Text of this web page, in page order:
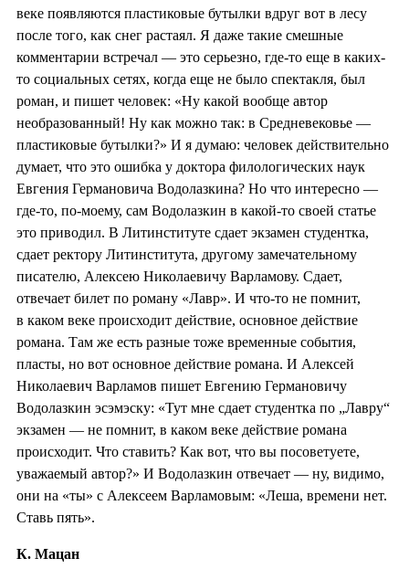
веке появляются пластиковые бутылки вдруг вот в лесу
после того, как снег растаял. Я даже такие смешные
комментарии встречал — это серьезно, где-то еще в каких-
то социальных сетях, когда еще не было спектакля, был
роман, и пишет человек: «Ну какой вообще автор
необразованный! Ну как можно так: в Средневековье —
пластиковые бутылки?» И я думаю: человек действительно
думает, что это ошибка у доктора филологических наук
Евгения Германовича Водолазкина? Но что интересно —
где-то, по-моему, сам Водолазкин в какой-то своей статье
это приводил. В Литинституте сдает экзамен студентка,
сдает ректору Литинститута, другому замечательному
писателю, Алексею Николаевичу Варламову. Сдает,
отвечает билет по роману «Лавр». И что-то не помнит,
в каком веке происходит действие, основное действие
романа. Там же есть разные тоже временные события,
пласты, но вот основное действие романа. И Алексей
Николаевич Варламов пишет Евгению Германовичу
Водолазкин эсэмэску: «Тут мне сдает студентка по „Лавру“
экзамен — не помнит, в каком веке действие романа
происходит. Что ставить? Как вот, что вы посоветуете,
уважаемый автор?» И Водолазкин отвечает — ну, видимо,
они на «ты» с Алексеем Варламовым: «Леша, времени нет.
Ставь пять».
К. Мацан